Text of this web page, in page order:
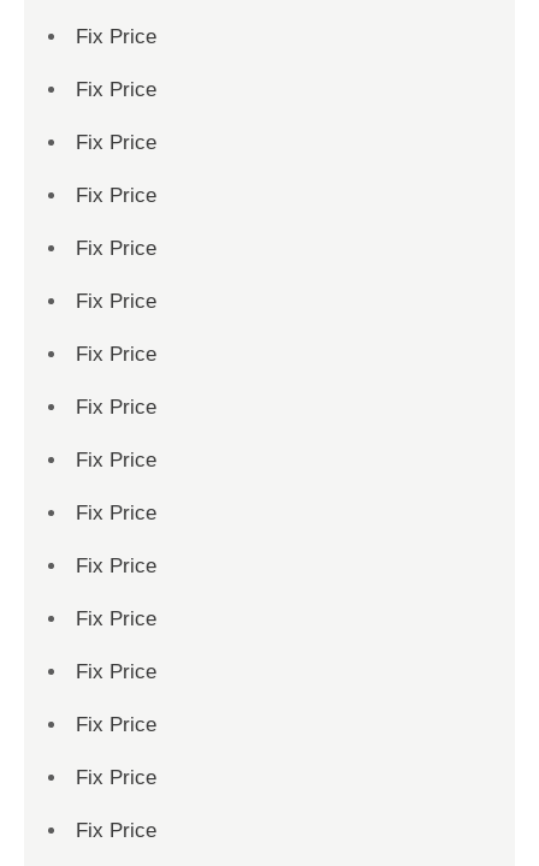
Fix Price
Fix Price
Fix Price
Fix Price
Fix Price
Fix Price
Fix Price
Fix Price
Fix Price
Fix Price
Fix Price
Fix Price
Fix Price
Fix Price
Fix Price
Fix Price